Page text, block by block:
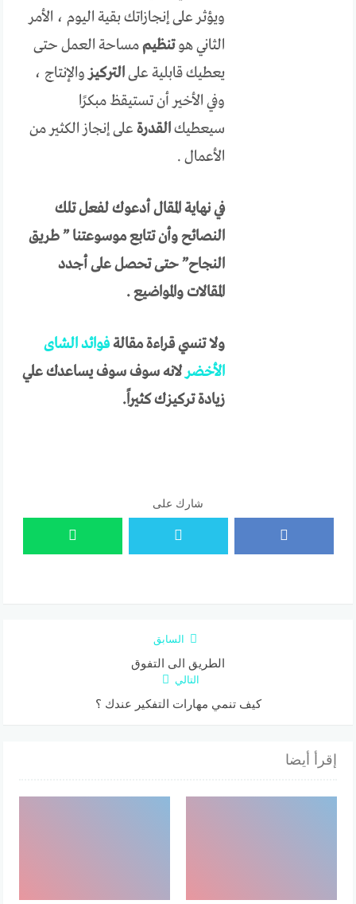
ويؤثر على إنجازاتك بقية اليوم ، الأمر
الثاني هوتنظيممساحة العمل حتى
يعطيك قابلية علىالتركيز والإنتاج ،
وفي الأخير أن تستيقظ مبكرًا
سيعطيكالقدرةعلى إنجاز الكثير من
الأعمال .
في نهاية المقال أدعوك لفعل تلك
النصائح وأن تتابع موسوعتنا ” طريق
النجاح” حتى تحصل على أجدد
المقالات والمواضيع .
ولا تنسي قراءة مقالةفوائد الشاى
الأخضرلانه سوف سوف يساعدك علي
زيادة تركيزك كثيراً.
شارك على
السابق
الطريق الى التفوق
التالي
كيف تنمي مهارات التفكير عندك ؟
إقرأ أيضا